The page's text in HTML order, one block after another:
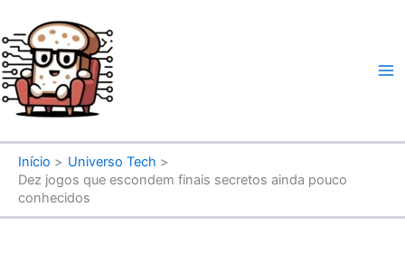
para
o
conteúdo
Início
Universo Tech
Dez jogos que escondem finais secretos ainda pouco
conhecidos